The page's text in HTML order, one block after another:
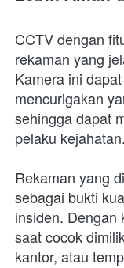
CCTV dengan
rekaman yang
Kamera ini
mencurigakan
sehingga dapat
pelaku kejahatan.
Rekaman yang
sebagai bukti
insiden. Dengan
saat cocok
kantor, atau